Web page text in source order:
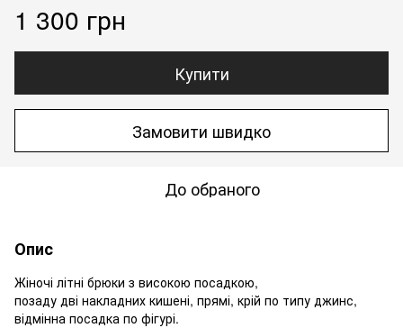
1 300 грн
Купити
Замовити швидко
До обраного
Опис
Жіночі літні брюки з високою посадкою,
позаду дві накладних кишені, прямі, крій по типу джинс,
відмінна посадка по фігурі.